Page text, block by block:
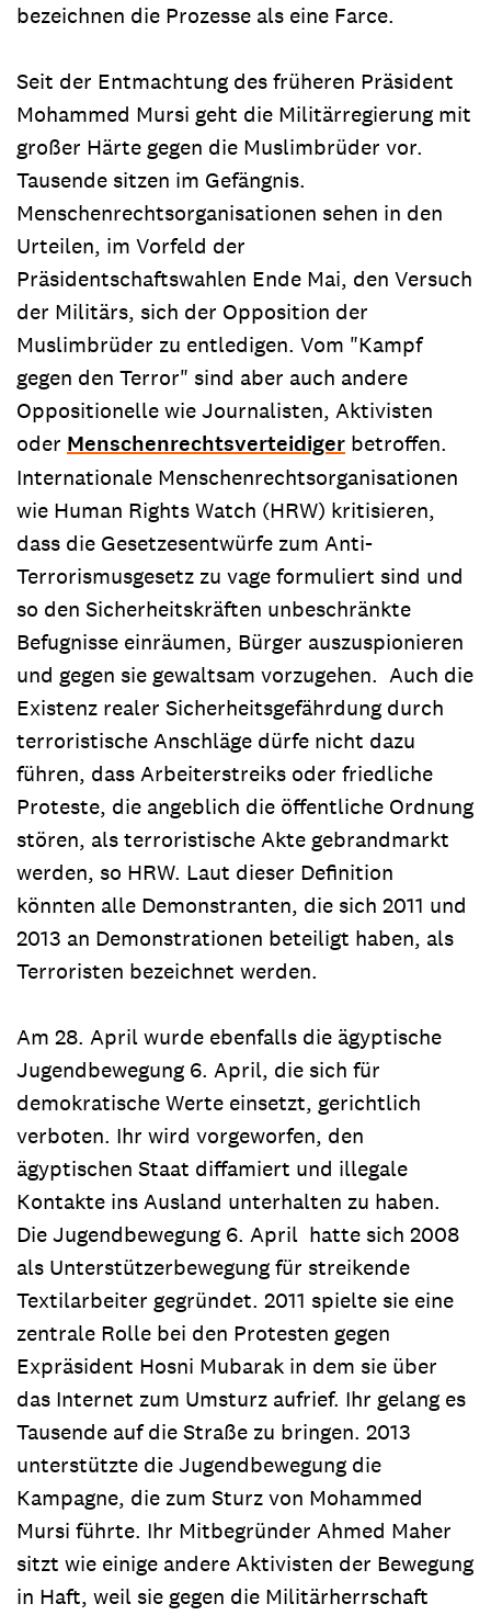
bezeichnen die Prozesse als eine Farce.
Seit der Entmachtung des früheren Präsident
Mohammed Mursi geht die Militärregierung mit
großer Härte gegen die Muslimbrüder vor.
Tausende sitzen im Gefängnis.
Menschenrechtsorganisationen sehen in den
Urteilen, im Vorfeld der
Präsidentschaftswahlen Ende Mai, den Versuch
der Militärs, sich der Opposition der
Muslimbrüder zu entledigen. Vom "Kampf
gegen den Terror" sind aber auch andere
Oppositionelle wie Journalisten, Aktivisten
oder Menschenrechtsverteidiger betroffen.
Internationale Menschenrechtsorganisationen
wie Human Rights Watch (HRW) kritisieren,
dass die Gesetzesentwürfe zum Anti-
Terrorismusgesetz zu vage formuliert sind und
so den Sicherheitskräften unbeschränkte
Befugnisse einräumen, Bürger auszuspionieren
und gegen sie gewaltsam vorzugehen. Auch die
Existenz realer Sicherheitsgefährdung durch
terroristische Anschläge dürfe nicht dazu
führen, dass Arbeiterstreiks oder friedliche
Proteste, die angeblich die öffentliche Ordnung
stören, als terroristische Akte gebrandmarkt
werden, so HRW. Laut dieser Definition
könnten alle Demonstranten, die sich 2011 und
2013 an Demonstrationen beteiligt haben, als
Terroristen bezeichnet werden.
Am 28. April wurde ebenfalls die ägyptische
Jugendbewegung 6. April, die sich für
demokratische Werte einsetzt, gerichtlich
verboten. Ihr wird vorgeworfen, den
ägyptischen Staat diffamiert und illegale
Kontakte ins Ausland unterhalten zu haben.
Die Jugendbewegung 6. April hatte sich 2008
als Unterstützerbewegung für streikende
Textilarbeiter gegründet. 2011 spielte sie eine
zentrale Rolle bei den Protesten gegen
Expräsident Hosni Mubarak in dem sie über
das Internet zum Umsturz aufrief. Ihr gelang es
Tausende auf die Straße zu bringen. 2013
unterstützte die Jugendbewegung die
Kampagne, die zum Sturz von Mohammed
Mursi führte. Ihr Mitbegründer Ahmed Maher
sitzt wie einige andere Aktivisten der Bewegung
in Haft, weil sie gegen die Militärherrschaft